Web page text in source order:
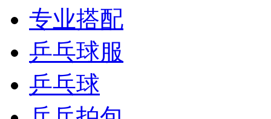
专业搭配
乒乓球服
乒乓球